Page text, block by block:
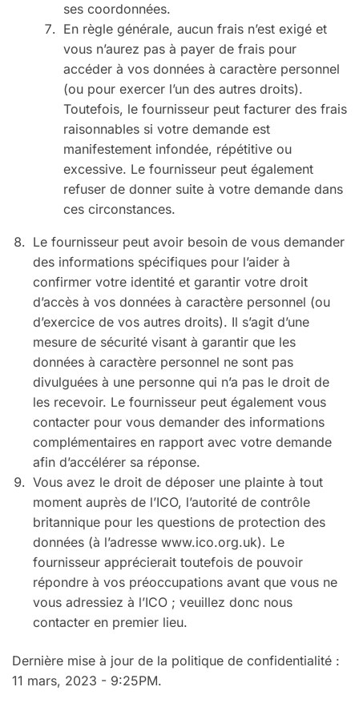
ses coordonnées.
En règle générale, aucun frais n’est exigé et
vous n’aurez pas à payer de frais pour
accéder à vos données à caractère personnel
(ou pour exercer l’un des autres droits).
Toutefois, le fournisseur peut facturer des frais
raisonnables si votre demande est
manifestement infondée, répétitive ou
excessive. Le fournisseur peut également
refuser de donner suite à votre demande dans
ces circonstances.
Le fournisseur peut avoir besoin de vous demander
des informations spécifiques pour l’aider à
confirmer votre identité et garantir votre droit
d’accès à vos données à caractère personnel (ou
d’exercice de vos autres droits). Il s’agit d’une
mesure de sécurité visant à garantir que les
données à caractère personnel ne sont pas
divulguées à une personne qui n’a pas le droit de
les recevoir. Le fournisseur peut également vous
contacter pour vous demander des informations
complémentaires en rapport avec votre demande
afin d’accélérer sa réponse.
Vous avez le droit de déposer une plainte à tout
moment auprès de l’ICO, l’autorité de contrôle
britannique pour les questions de protection des
données (à l’adresse www.ico.org.uk). Le
fournisseur apprécierait toutefois de pouvoir
répondre à vos préoccupations avant que vous ne
vous adressiez à l’ICO ; veuillez donc nous
contacter en premier lieu.
Dernière mise à jour de la politique de confidentialité :
11 mars, 2023 - 9:25PM.